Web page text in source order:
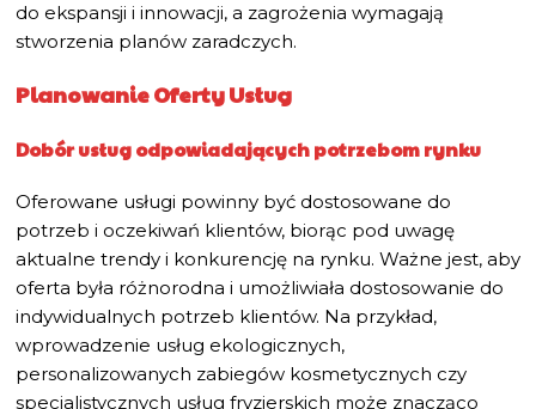
do ekspansji i innowacji, a zagrożenia wymagają
stworzenia planów zaradczych.
Planowanie Oferty Usług
Dobór usług odpowiadających potrzebom rynku
Oferowane usługi powinny być dostosowane do
potrzeb i oczekiwań klientów, biorąc pod uwagę
aktualne trendy i konkurencję na rynku. Ważne jest, aby
oferta była różnorodna i umożliwiała dostosowanie do
indywidualnych potrzeb klientów. Na przykład,
wprowadzenie usług ekologicznych,
personalizowanych zabiegów kosmetycznych czy
specjalistycznych usług fryzjerskich może znacząco